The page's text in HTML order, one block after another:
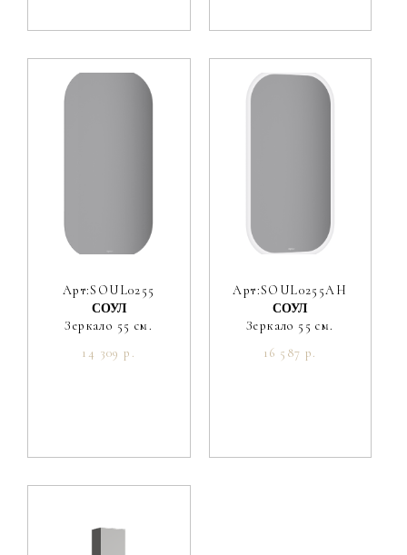
Арт:SOUL0255
СОУЛ
Зеркало 55 см.
14 309 р.
Арт:SOUL0255AH
СОУЛ
Зеркало 55 см.
16 587 р.